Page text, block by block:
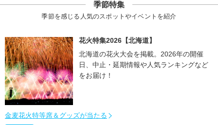
季節特集
季節を感じる人気のスポットやイベントを紹介
花火特集2026【北海道】
北海道の花火大会を掲載。2026年の開催
日、中止・延期情報や人気ランキングなど
をお届け！
金麦花火特等席＆グッズが当たる